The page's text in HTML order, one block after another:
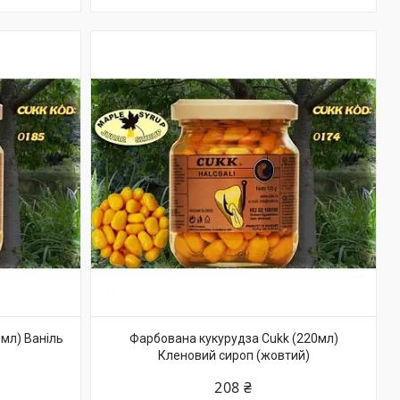
Ваніль
Фарбована кукурудза Cukk (220мл)
Кленовий сироп (жовтий)
208 ₴